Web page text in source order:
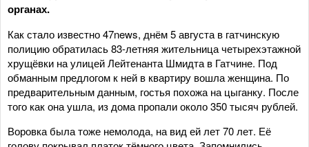
органах.
Как стало известно 47news, днём 5 августа в гатчинскую
полицию обратилась 83-летняя жительница четырехэтажной
хрущёвки на улицей Лейтенанта Шмидта в Гатчине. Под
обманным предлогом к ней в квартиру вошла женщина. По
предварительным данным, гостья похожа на цыганку. После
того как она ушла, из дома пропали около 350 тысяч рублей.
Воровка была тоже немолода, на вид ей лет 70 лет. Её